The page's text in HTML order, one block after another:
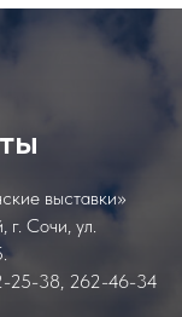
выставки»
Сочи, ул.
25-38, 262-46-34